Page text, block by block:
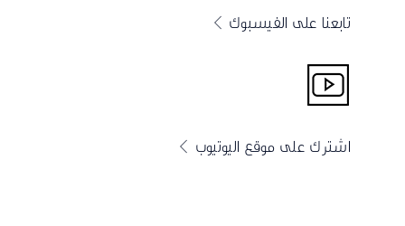
تابعنا على الفيسبوك
اشترك على موقع اليوتيوب